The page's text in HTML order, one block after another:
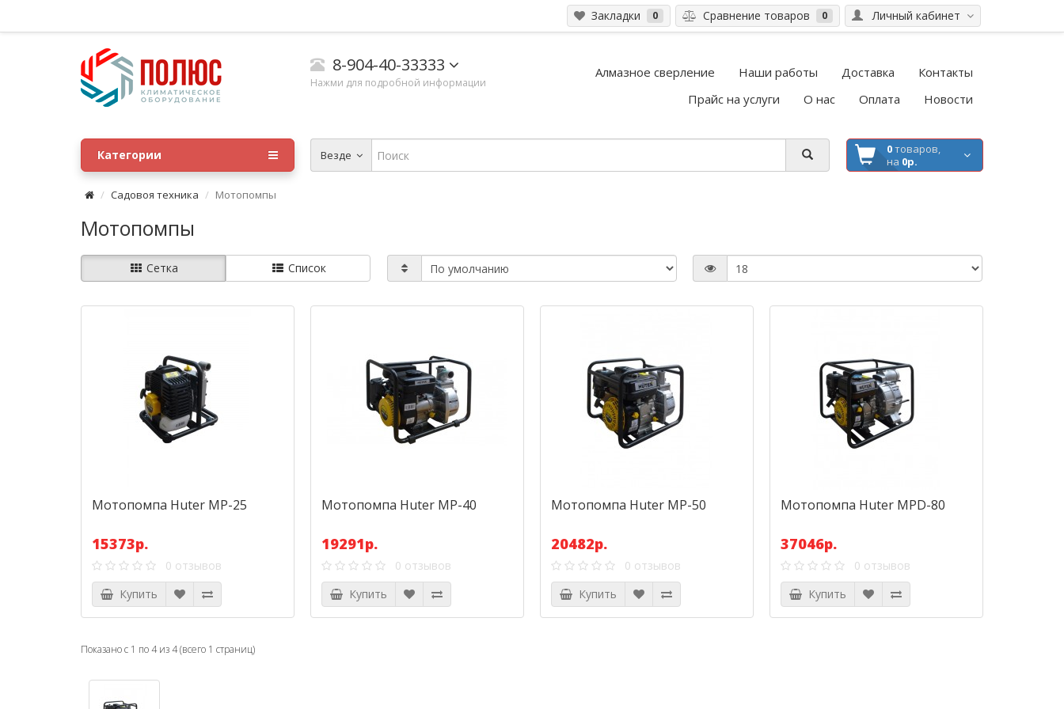
Личный кабинет
Закладки 0 Сравнение товаров 0
8-904-40-33333
Нажми для подробной информации
Алмазное сверление Наши работы Доставка
Контакты
Прайс на услуги
О нас Оплата Новости
Везде 0товаров,
на 0р.
Категории
Садовоя техника Мотопомпы
Мотопомпы
Сетка Список
Мотопомпа Huter MP-25
15373р.
0 отзывов
Купить
Мотопомпа Huter MP-40
19291р.
0 отзывов
Купить
Мотопомпа Huter MP-50
20482р.
0 отзывов
Купить
Мотопомпа Huter MPD-80
37046р.
0 отзывов
Купить
Показано с 1 по 4 из 4 (всего 1 страниц)